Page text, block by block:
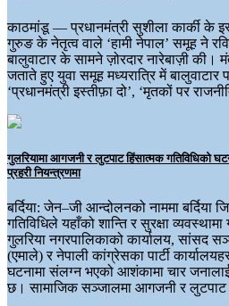
काठमांडू — प्रधानमंत्री सुशीला कार्की के
गुरुङ के नेतृत्व वाले ‘हामी नेपाल’ समूह ने
बालुवाटार के सामने ज़ोरदार नारेबाज़ी
जताते हुए युवा समूह मध्यरात्रि में बालुवाटार
‘प्रधानमंत्री इस्तीफ़ा दो’, ‘मृतकों पर
गुलरियामा आगजनी र लुटपाट हिंसात्मक गतिविधिको
प्रहरी नियन्त्रणमा
बर्दिया: जेन–जी आन्दोलनको नाममा बर्दिया
गतिविधिले यहाँको शान्ति र सुरक्षा
गुलरिया नगरपालिकाको कार्यालय, सांसद
(एमाले) र नेपाली कांग्रेसका पार्टी
घटनामा संलग्न भएको आशंकामा चार
छ। सामाजिक सञ्जालमा आगजनी र लुटपाट